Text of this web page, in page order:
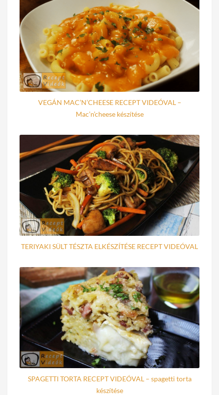
VEGÁN MAC’N’CHEESE RECEPT VIDEÓVAL –
Mac’n’cheese készítése
TERIYAKI SÜLT TÉSZTA ELKÉSZÍTÉSE RECEPT VIDEÓVAL
SPAGETTI TORTA RECEPT VIDEÓVAL – spagetti torta
készítése